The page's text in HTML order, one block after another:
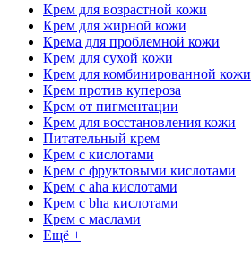
Крем для возрастной кожи
Крем для жирной кожи
Крема для проблемной кожи
Крем для сухой кожи
Крем для комбинированной кожи
Крем против купероза
Крем от пигментации
Крем для восстановления кожи
Питательный крем
Крем с кислотами
Крем с фруктовыми кислотами
Крем с aha кислотами
Крем с bha кислотами
Крем с маслами
Ещё +